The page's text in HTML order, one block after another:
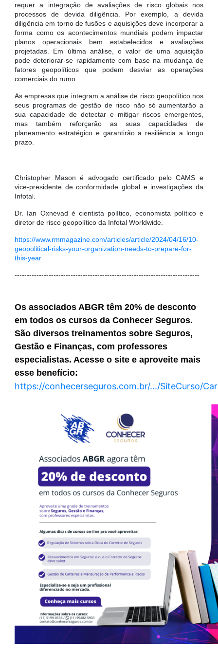
requer a integração de avaliações de risco globais nos
processos de devida diligência. Por exemplo, a devida
diligência em torno de fusões e aquisições deve incorporar a
forma como os acontecimentos mundiais podem impactar
planos operacionais bem estabelecidos e avaliações
projetadas. Em última análise, o valor de uma aquisição
pode deteriorar-se rapidamente com base na mudança de
fatores geopolíticos que podem desviar as operações
comerciais do rumo.
As empresas que integram a análise de risco geopolítico nos
seus programas de gestão de risco não só aumentarão a
sua capacidade de detectar e mitigar riscos emergentes,
mas também reforçarão as suas capacidades de
planeamento estratégico e garantirão a resiliência a longo
prazo.
Christopher Mason é advogado certificado pelo CAMS e
vice-presidente de conformidade global e investigações da
Infotal.
Dr. Ian Oxnevad é cientista político, economista político e
diretor de risco geopolítico da Infotal Worldwide.
https://www.rmmagazine.com/articles/article/2024/04/16/10-
geopolitical-risks-your-organization-needs-to-prepare-for-
this-year
----------------------------------------------------------------------------
Os associados ABGR têm 20% de desconto
em todos os cursos da Conhecer Seguros.
São diversos treinamentos sobre Seguros,
Gestão e Finanças, com professores
especialistas. Acesse o site e aproveite mais
esse benefício:
https://conhecerseguros.com.br/.../SiteCurso/